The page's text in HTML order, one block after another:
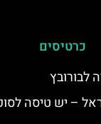
כרטיסים
לבורובץ
– יש טיסה